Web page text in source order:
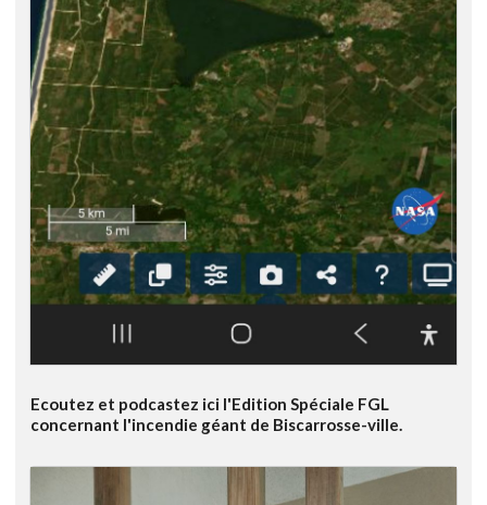
Ecoutez et podcastez ici l'Edition Spéciale FGL
concernant l'incendie géant de Biscarrosse-ville.